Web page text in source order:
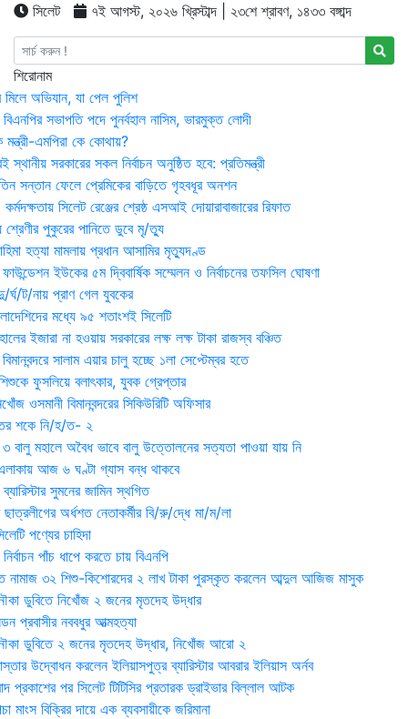
সিলেট ৭ই আগস্ট, ২০২৬ খ্রিস্টাব্দ | ২৩শে শ্রাবণ, ১৪৩৩ বঙ্গাব্দ
শিরোনাম
মিলে অভিযান, যা পেল পুলিশ
সভাপতি পদে পুনর্বহাল নাসিম, ভারমুক্ত লোদী
মন্ত্রী-এমপিরা কে কোথায়?
সরকারের সকল নির্বাচন অনুষ্ঠিত হবে: প্রতিমন্ত্রী
সন্তান ফেলে প্রেমিকের বাড়িতে গৃহবধূর অনশন
সিলেট রেঞ্জের শ্রেষ্ঠ এসআই দোয়ারাবাজারের রিফাত
শ্রেণীর পুকুরের পানিতে ডুবে মৃ/ত্যু
হত্যা মামলায় প্রধান আসামির মৃত্যুদণ্ড
ইউকের ৫ম দ্বিবার্ষিক সম্মেলন ও নির্বাচনের তফসিল ঘোষণা
ট/নায় প্রাণ গেল যুবকের
মধ্যে ৯৫ শতাংশই সিলেটি
ইজারা না হওয়ায় সরকারের লক্ষ লক্ষ টাকা রাজস্ব বঞ্চিত
সালাম এয়ার চালু হচ্ছে ১লা সেপ্টেম্বর হতে
ফুসলিয়ে বলাৎকার, যুবক গ্রেপ্তার
ওসমানী বিমানবন্দরের সিকিউরিটি অফিসার
শকে নি/হ/ত- ২
বালু মহালে অবৈধ ভাবে বালু উত্তোলনের সত্যতা পাওয়া যায় নি
আজ ৬ ঘণ্টা গ্যাস বন্ধ থাকবে
সুমনের জামিন স্থগিত
ছাত্রলীগের অর্ধশত নেতাকর্মীর বি/রু/দ্ধে মা/ম/লা
পণ্যের চাহিদা
পাঁচ ধাপে করতে চায় বিএনপি
নামাজ ৩২ শিশু-কিশোরদের ২ লাখ টাকা পুরস্কৃত করলেন আব্দুল আজিজ মাসুক
ডুবিতে নিখোঁজ ২ জনের মৃতদেহ উদ্ধার
প্রবাসীর নববধুর আত্মহত্যা
ডুবিতে ২ জনের মৃতদেহ উদ্ধার, নিখোঁজ আরো ২
উদ্বোধন করলেন ইলিয়াসপুত্র ব্যারিস্টার আবরার ইলিয়াস অর্নব
প্রকাশের পর সিলেট টিটিসির প্রতারক ড্রাইভার বিল্লাল আটক
মাংস বিক্রির দায়ে এক ব্যবসায়ীকে জরিমানা